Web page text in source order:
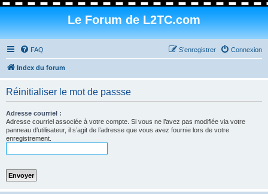
Le Forum de L2TC.com
FAQ Connexion
S’enregistrer
Index du forum
Réinitialiser le mot de passse
Adresse courriel :
Adresse courriel associée à votre compte. Si vous ne l’avez pas modifiée via votre
panneau d’utilisateur, il s’agit de l’adresse que vous avez fournie lors de votre
enregistrement.